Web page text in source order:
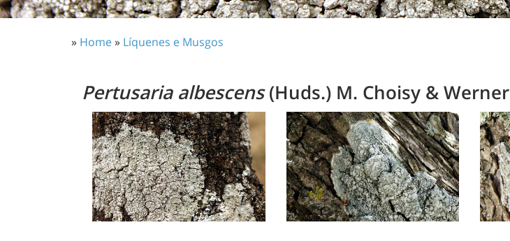
» Home» Líquenes e Musgos
Pertusaria albescens(Huds.) M. Choisy & Werner